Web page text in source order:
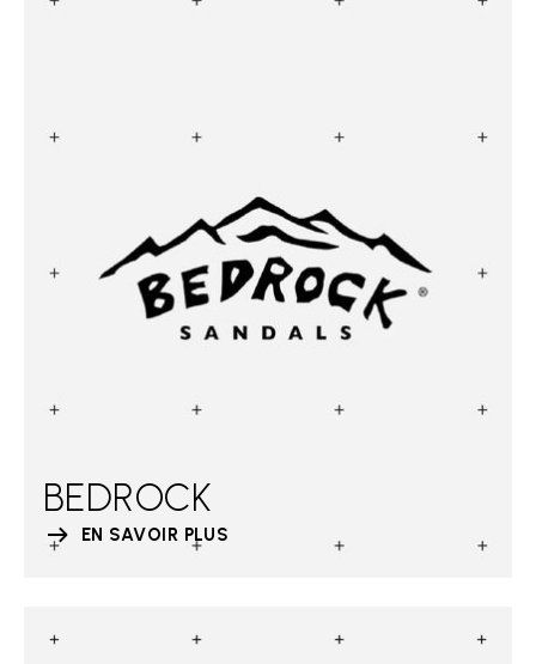
BEDROCK
EN SAVOIR PLUS